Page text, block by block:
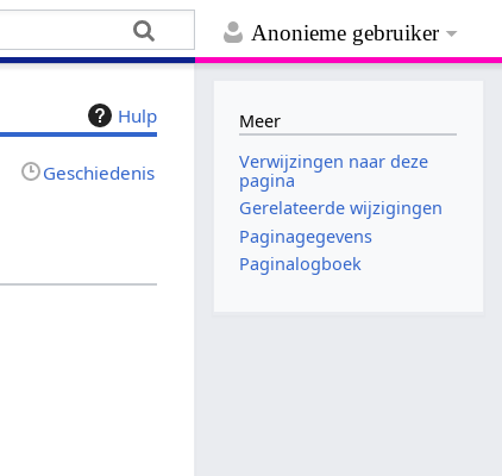
Anonieme gebruiker
Hulp
Geschiedenis
Meer
Verwijzingen naar deze
pagina
Gerelateerde wijzigingen
Paginagegevens
Paginalogboek